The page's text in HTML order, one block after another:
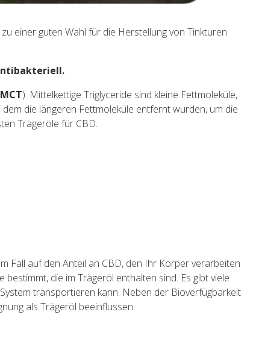
einer guten Wahl für die Herstellung von Tinkturen
). Mittelkettige Triglyceride sind kleine Fettmoleküle,
die längeren Fettmoleküle entfernt wurden, um die
Trägeröle für CBD.
Fall auf den Anteil an CBD, den Ihr Körper verarbeiten
die im Trägeröl enthalten sind. Es gibt viele
transportieren kann. Neben der Bioverfügbarkeit
als Trägeröl beeinflussen.